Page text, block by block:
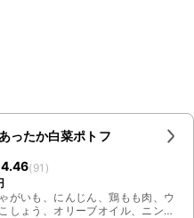
ったか白菜ポトフ
4.46(91 )
がいも、にんじん、鶏もも肉、ウ
しょう、オリーブオイル、ニンニ